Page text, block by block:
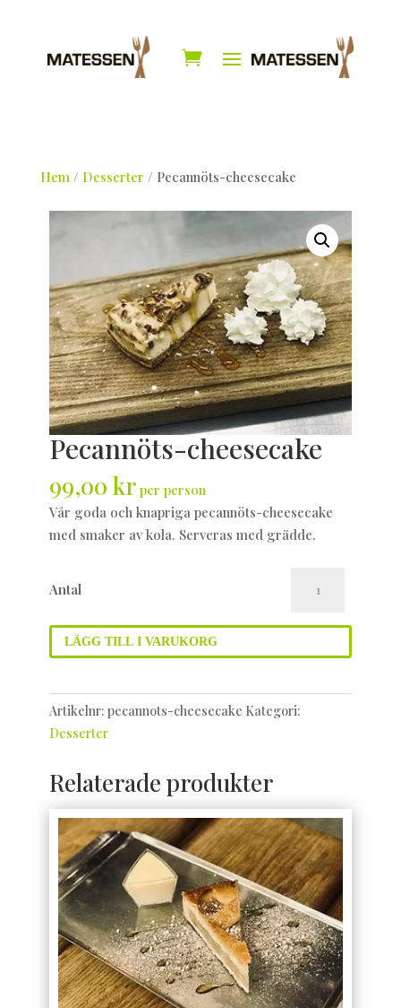
Hem/ Desserter / Pecannöts-cheesecake
Pecannöts-cheesecake
99,00 krper person
Vår goda och knapriga pecannöts-cheesecake
med smaker av kola. Serveras med grädde.
Antal
cheesecake
mängd
LÄGG TILL I VARUKORG
Artikelnr: pecannots-cheesecake Kategori:
Desserter
Relaterade produkter